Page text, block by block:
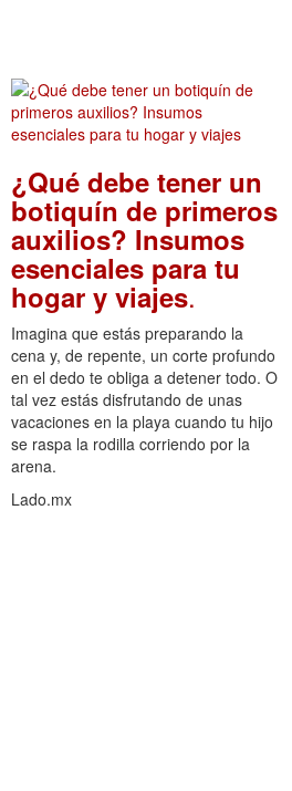
¿Qué debe tener un
botiquín de primeros
auxilios? Insumos
esenciales para tu
hogar y viajes.
Imagina que estás preparando la
cena y, de repente, un corte profundo
en el dedo te obliga a detener todo. O
tal vez estás disfrutando de unas
vacaciones en la playa cuando tu hijo
se raspa la rodilla corriendo por la
arena.
Lado.mx